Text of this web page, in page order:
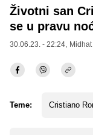
Životni san
se u pravu
30.06.23. - 22:24,
Teme: Cristiano